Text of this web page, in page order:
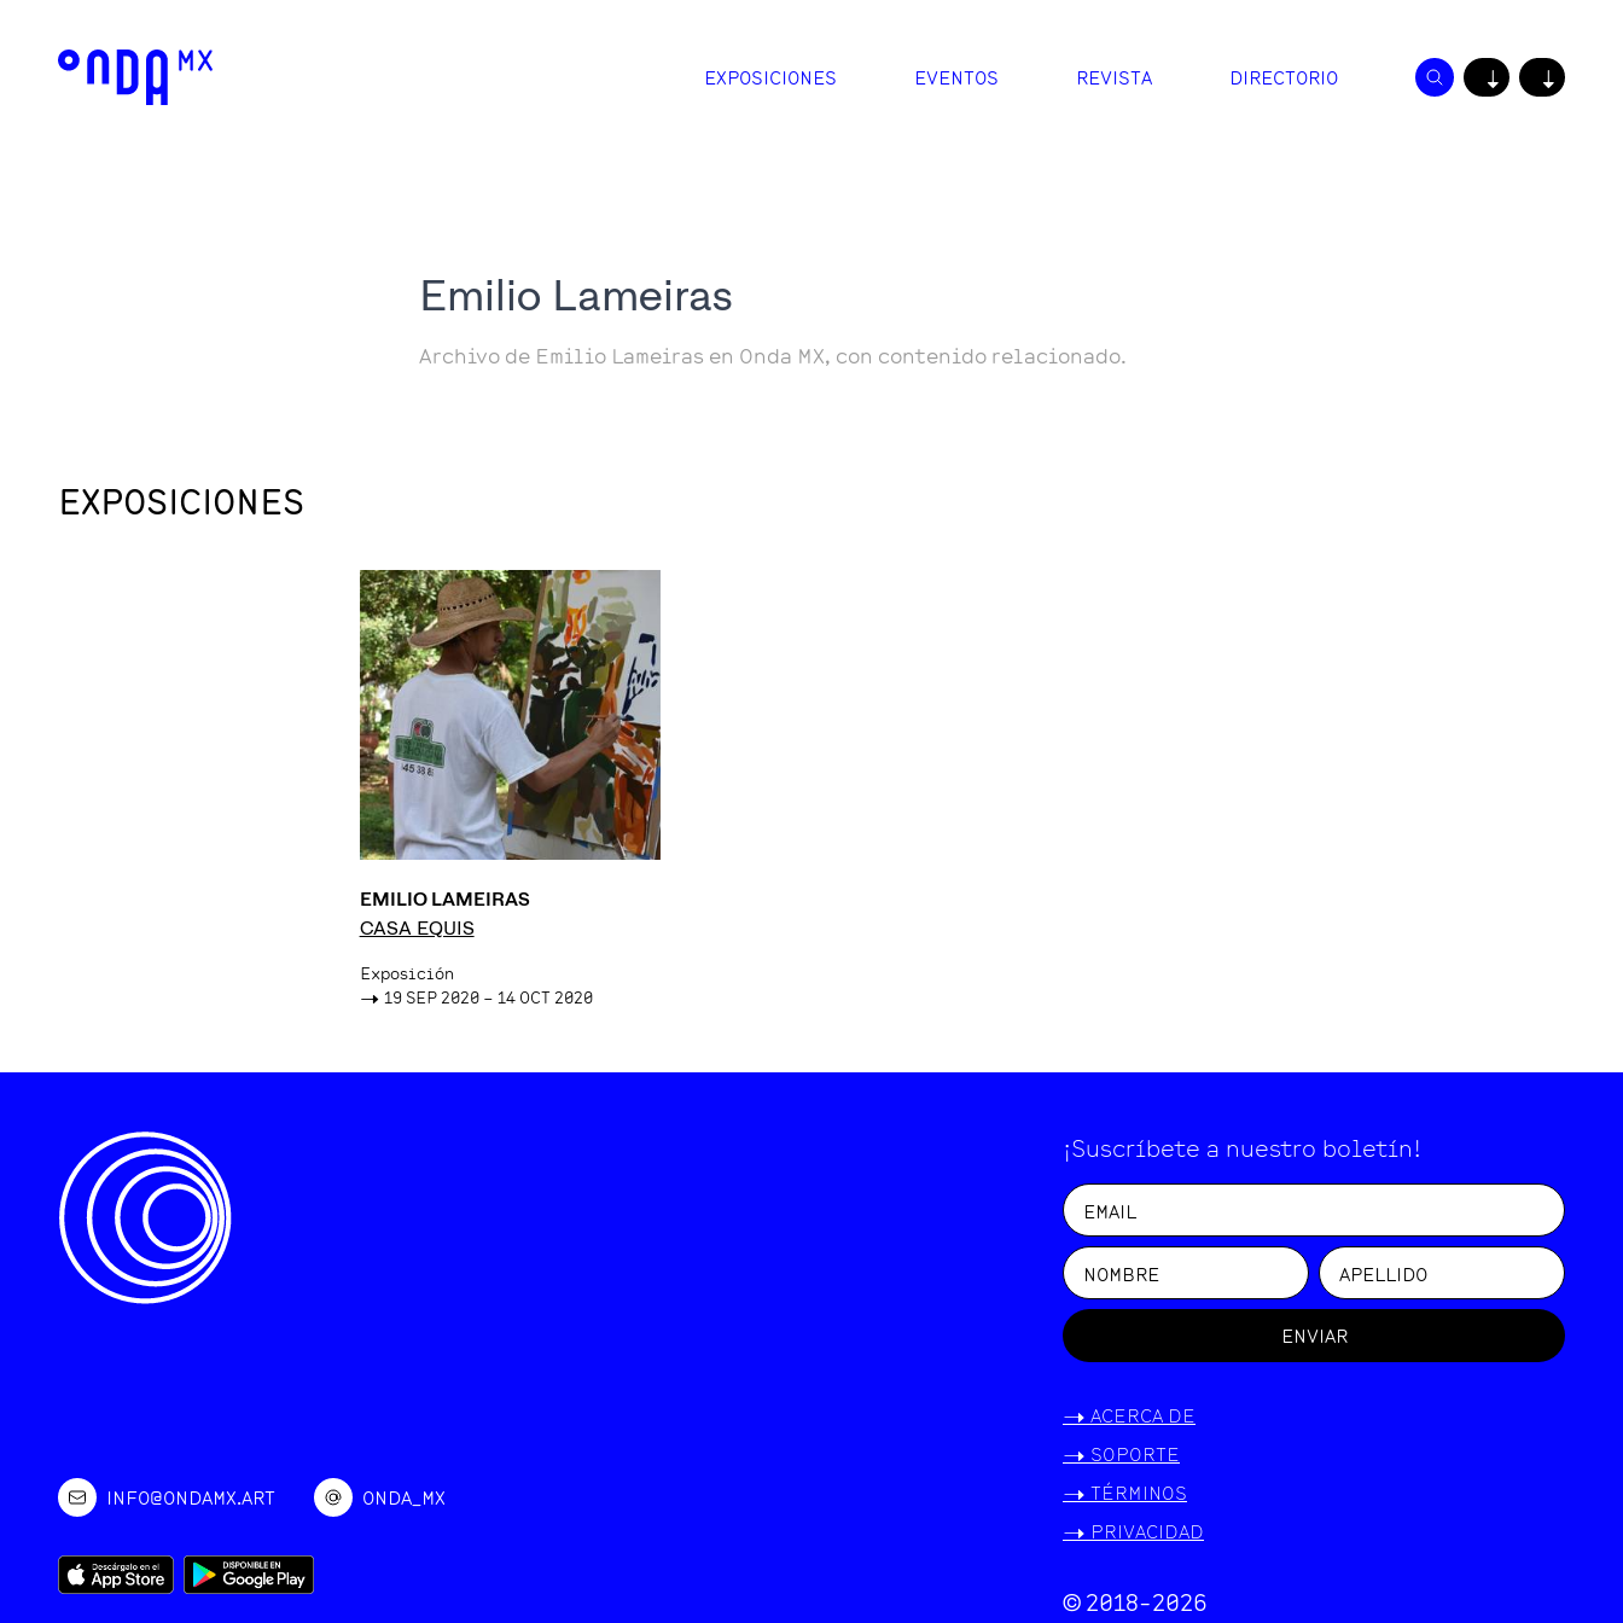
EXPOSICIONES EVENTOS REVISTA DIRECTORIO ↓ ↓
Emilio Lameiras
Archivo de Emilio Lameiras en Onda MX, con contenido relacionado.
EXPOSICIONES
EMILIO LAMEIRAS
CASA EQUIS
Exposición
-> 19 SEP 2020 – 14 OCT 2020
INFO@ONDAMX.ART ONDA_MX
¡Suscríbete a nuestro boletín!
ENVIAR
-> ACERCA DE
-> SOPORTE
-> TÉRMINOS
-> PRIVACIDAD
© 2018-2026